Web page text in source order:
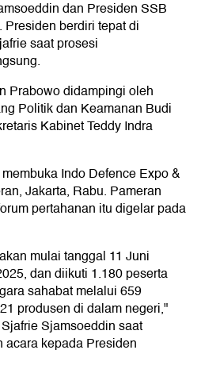
dan Presiden SSB
berdiri tepat di
saat prosesi
Prabowo didampingi oleh
Politik dan Keamanan Budi
Kabinet Teddy Indra
Indo Defence Expo &
Jakarta, Rabu. Pameran
pertahanan itu digelar pada
mulai tanggal 11 Juni
dan diikuti 1.180 peserta
sahabat melalui 659
produsen di dalam negeri,"
Sjamsoeddin saat
kepada Presiden